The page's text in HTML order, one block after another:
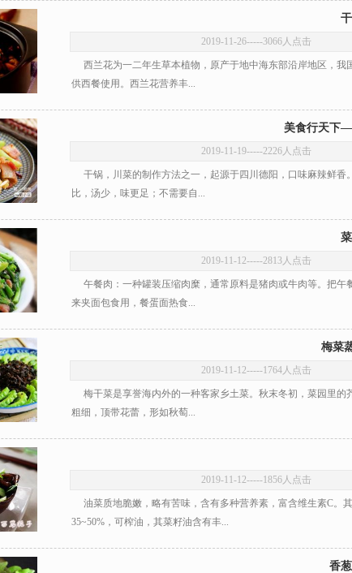
2019-11-26-----3066人点击
西兰花为一二年生草本植物，原产于地中海东部沿岸地区，我
供西餐使用。西兰花营养丰...
美食行天下
2019-11-19-----2226人点击
干锅，川菜的制作方法之一，起源于四川德阳，口味麻辣鲜香
比，汤少，味更足；不需要自...
2019-11-12-----2813人点击
午餐肉：一种罐装压缩肉糜，通常原料是猪肉或牛肉等。把午
来夹面包食用，餐蛋面热食...
梅菜
2019-11-12-----1764人点击
梅干菜是享誉海内外的一种客家乡土菜。秋末冬初，菜园里的
粗细，顶带花蕾，形如秋萄...
2019-11-12-----1856人点击
油菜质地脆嫩，略有苦味，含有多种营养素，富含维生素C。
35~50%，可榨油，其菜籽油含有丰...
香